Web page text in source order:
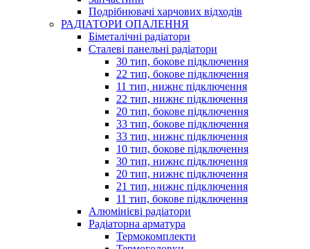
Подрібнювачі харчових відходів
РАДІАТОРИ ОПАЛЕННЯ
Біметалічні радіатори
Сталеві панельні радіатори
30 тип, бокове підключення
22 тип, бокове підключення
11 тип, нижнє підключення
22 тип, нижнє підключення
20 тип, бокове підключення
33 тип, бокове підключення
33 тип, нижнє підключення
10 тип, бокове підключення
30 тип, нижнє підключення
20 тип, нижнє підключення
21 тип, нижнє підключення
11 тип, бокове підключення
Алюмінієві радіатори
Радіаторна арматура
Термокомплекти